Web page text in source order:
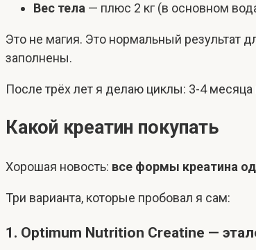
Вес тела — плюс 2 кг (в основном
Это не магия. Это нормальный результат
заполнены.
После трёх лет я делаю циклы: 3-4
Какой креатин покупать
Хорошая новость: все формы креатина
Три варианта, которые пробовал я сам:
1. Optimum Nutrition Creatine —